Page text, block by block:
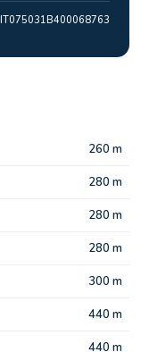
IT075031B400068763
260 m
280 m
280 m
280 m
300 m
440 m
440 m